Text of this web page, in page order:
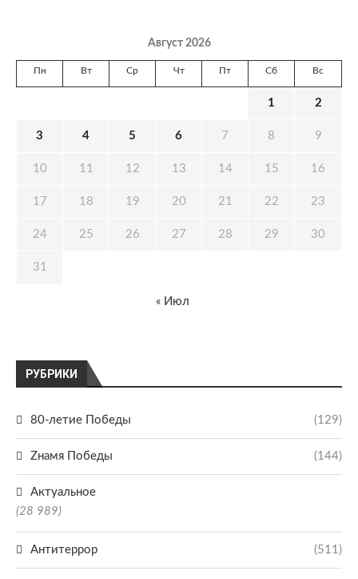
РУБРИКИ
80-летие Победы (129)
Zнамя Победы (144)
Актуальное
(28 989)
Антитеррор (511)
Август 2026
Пн Вт Ср Чт Пт Сб Вс
1 2
3 4 5 6 7 8 9
10 11 12 13 14 15 16
17 18 19 20 21 22 23
24 25 26 27 28 29 30
31
« Июл